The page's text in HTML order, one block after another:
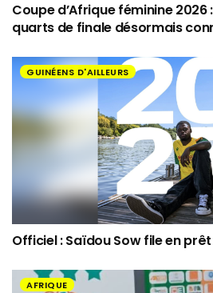
Coupe d’Afrique féminine 2026
quarts de finale désormais
GUINÉENS D'AILLEURS
Officiel : Saïdou Sow file en
AFRIQUE